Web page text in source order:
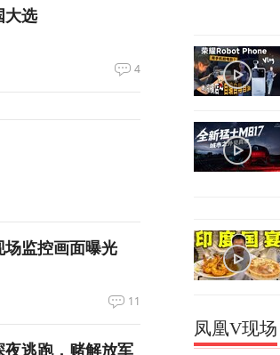
大选
4
监控画面曝光
11
逃跑，赌解放军
凤凰V现场